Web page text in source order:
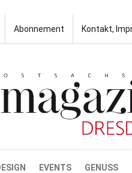
Abonnement Kontakt,
EVENTS GENUSS